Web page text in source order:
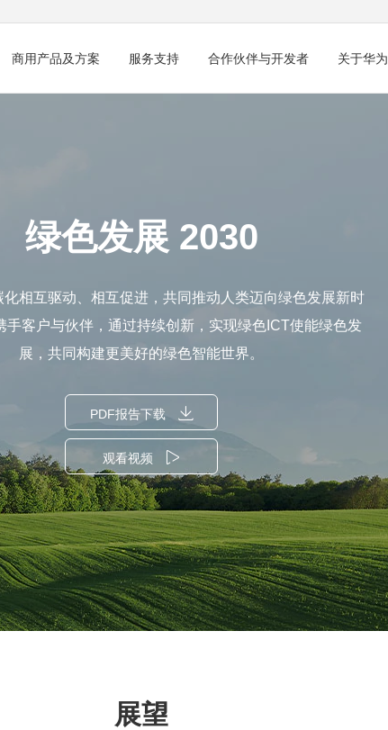
商用产品及方案 服务支持 合作伙伴与开发者 关于华为
绿色发展 2030
化相互驱动、相互促进，共同推动人类迈向绿色发展新时
手客户与伙伴，通过持续创新，实现绿色ICT使能绿色发
展，共同构建更美好的绿色智能世界。
PDF报告下载
观看视频
展望